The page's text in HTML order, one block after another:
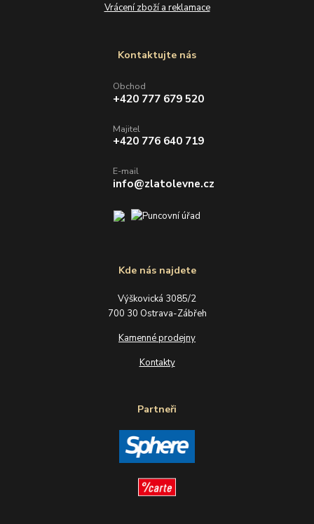
Vrácení zboží a reklamace
Kde nás najdete
Výškovická 3085/2
700 30 Ostrava-Zábřeh
Kamenné prodejny
Kontakty
Partneři
Kontaktujte nás
Obchod
+420 777 679 520
Majitel
+420 776 640 719
E-mail
info@zlatolevne.cz